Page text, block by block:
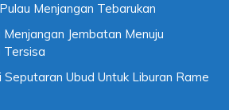
Menjangan Tebarukan
Jembatan Menuju
Tersisa
Ubud Untuk Liburan Rame